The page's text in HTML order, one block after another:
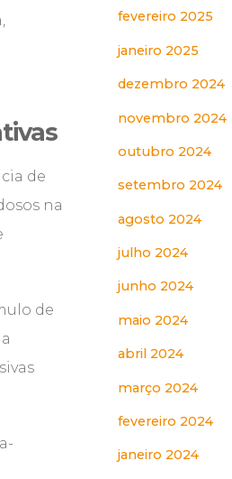
de
na
de
fevereiro 2025
janeiro 2025
dezembro 2024
novembro 2024
outubro 2024
setembro 2024
agosto 2024
julho 2024
junho 2024
maio 2024
abril 2024
março 2024
fevereiro 2024
janeiro 2024